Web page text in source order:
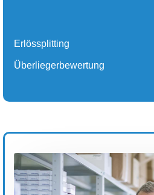
Erlössplitting
Überliegerbewertung